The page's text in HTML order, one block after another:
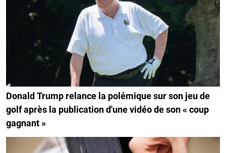
Donald Trump relance la polémique sur son jeu de
golf après la publication d'une vidéo de son « coup
gagnant »